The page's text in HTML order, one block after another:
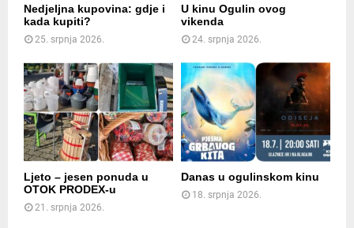
Nedjeljna kupovina: gdje i
kada kupiti?
25. srpnja 2026.
U kinu Ogulin ovog
vikenda
24. srpnja 2026.
Ljeto – jesen ponuda u
OTOK PRODEX-u
21. srpnja 2026.
Danas u ogulinskom kinu
18. srpnja 2026.